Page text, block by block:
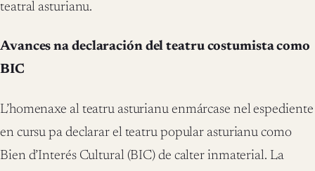
teatral asturianu.
Avances na declaración del teatru costumista como
BIC
L’homenaxe al teatru asturianu enmárcase nel espediente
en cursu pa declarar el teatru popular asturianu como
Bien d’Interés Cultural (BIC) de calter inmaterial. La